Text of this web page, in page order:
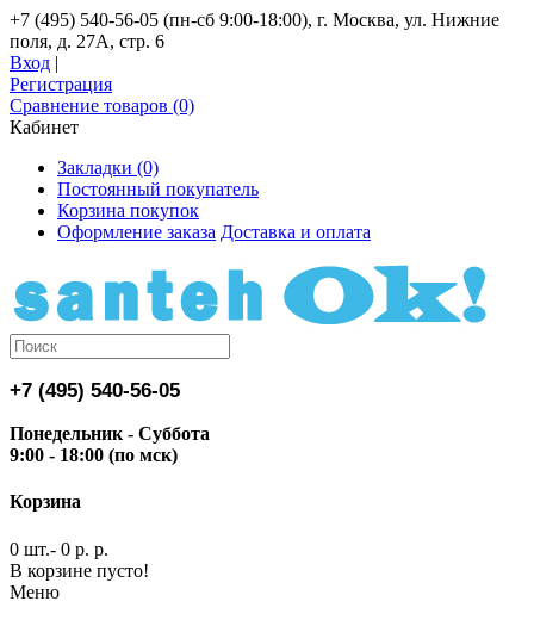
+7 (495) 540-56-05 (пн-сб 9:00-18:00), г. Москва, ул. Нижние
поля, д. 27А, стр. 6
Вход |
Регистрация
Сравнение товаров (0)
Кабинет
Закладки (0)
Постоянный покупатель
Корзина покупок
Оформление заказа Доставка и оплата
+7 (495) 540-56-05
Понедельник - Суббота
9:00 - 18:00 (по мск)
Корзина
0 шт.- 0 р. р.
В корзине пусто!
Меню